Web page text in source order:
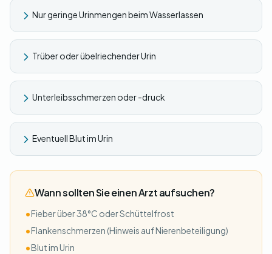
Nur geringe Urinmengen beim Wasserlassen
Trüber oder übelriechender Urin
Unterleibsschmerzen oder -druck
Eventuell Blut im Urin
Wann sollten Sie einen Arzt aufsuchen?
•Fieber über 38°C oder Schüttelfrost
•Flankenschmerzen (Hinweis auf Nierenbeteiligung)
•Blut im Urin